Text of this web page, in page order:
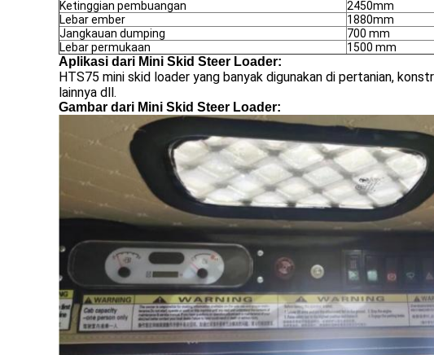
Ketinggian pembuangan
2450mm
Lebar ember
1880mm
Jangkauan dumping
700 mm
Lebar permukaan
1500 mm
Aplikasi dari Mini Skid Steer Loader:
HTS75 mini skid loader yang banyak digunakan di pertanian,
lainnya dll.
Gambar dari Mini Skid Steer Loader: